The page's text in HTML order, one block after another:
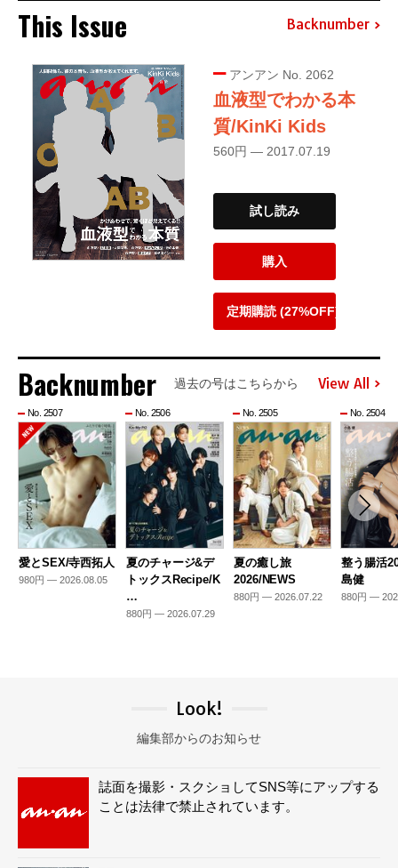
This Issue Backnumber
アンアン No. 2062
血液型でわかる本
質/KinKi Kids
560円 — 2017.07.19
試し読み
購入
定期購読 (27%OFF)
Backnumber 過去の号はこちらから View All
No. 2507
愛とSEX/寺西拓人
980円 — 2026.08.05
No. 2506
夏のチャージ&デ
トックスRecipe/K
…
880円 — 2026.07.29
No. 2505
夏の癒し旅
2026/NEWS
880円 — 2026.07.22
No. 2504
整う腸活
島健
880円 —
Look!
編集部からのお知らせ
誌面を撮影・スクショしてSNS等にアップする
ことは法律で禁止されています。